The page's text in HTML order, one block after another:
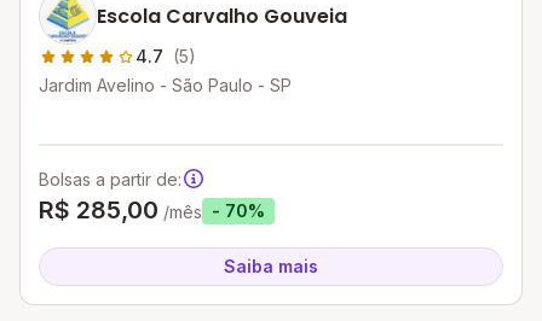
Escola Carvalho Gouveia
4.7 (5)
Jardim Avelino - São Paulo - SP
Bolsas a partir de:
R$ 285,00 /mês - 70%
Saiba mais